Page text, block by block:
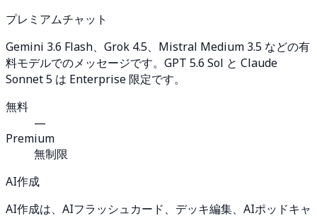
プレミアムチャット
Gemini 3.6 Flash、Grok 4.5、Mistral Medium 3.5 などの有
料モデルでのメッセージです。GPT 5.6 Sol と Claude
Sonnet 5 は Enterprise 限定です。
無料
—
Premium
無制限
AI作成
AI作成は、AIフラッシュカード、デッキ編集、AIポッドキャ